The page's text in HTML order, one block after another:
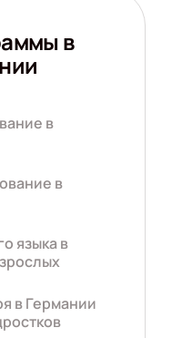
в
в
в
языка в
в Германии